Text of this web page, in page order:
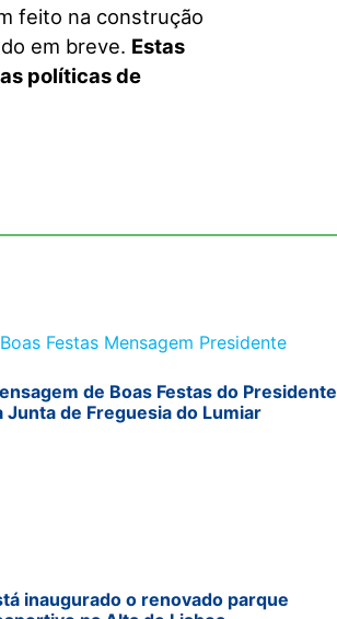
feito na construção
em breve. Estas
políticas de
de Boas Festas do Presidente
Junta de Freguesia do Lumiar
inaugurado o renovado parque